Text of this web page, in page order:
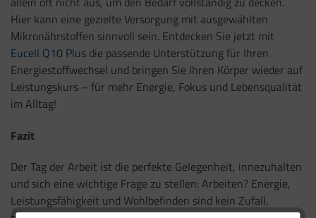
Hier kann eine gezielte Versorgung mit ausgewählten
Mikronährstoffen sinnvoll sein. Entdecken Sie jetzt mit
Eucell Q10 Plus die passende Unterstützung für Ihren
Energiestoffwechsel und bringen Sie Ihren Körper wieder auf
Leistungskurs – für mehr Energie, Fokus und Lebensqualität
im Alltag!
Fazit
Der Tag der Arbeit ist die perfekte Gelegenheit, innezuhalten
und sich eine wichtige Frage zu stellen: Arbeiten? Energie,
Leistungsfähigkeit und Wohlbefinden sind kein Zufall,